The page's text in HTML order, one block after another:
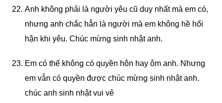
Anh không phải là người yêu cũ duy nhất mà em có,
nhưng anh chắc hẳn là người mà em không hề hối
hận khi yêu. Chúc mừng sinh nhật anh.
Em có thế không có quyền hôn hay ôm anh. Nhưng
em vẫn có quyền được chúc mừng sinh nhật anh.
chúc anh sinh nhật vui vẻ